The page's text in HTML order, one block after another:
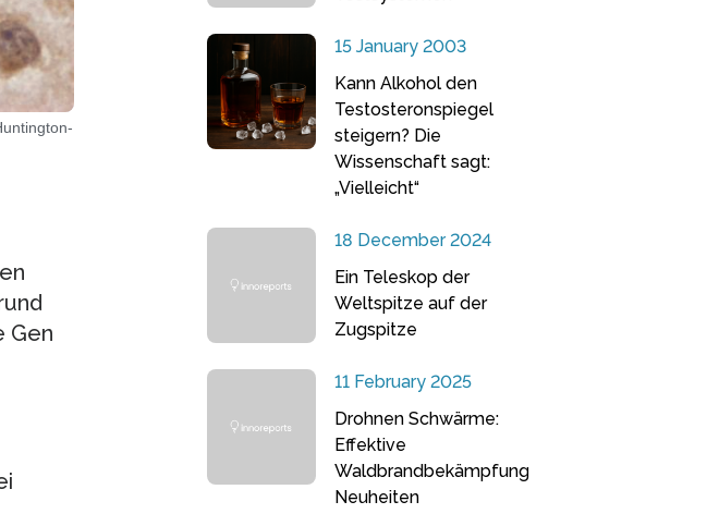
Gen
15 January 2003
Kann Alkohol den
Testosteronspiegel
steigern? Die
Wissenschaft sagt:
„Vielleicht“
18 December 2024
Ein Teleskop der
Weltspitze auf der
Zugspitze
11 February 2025
Drohnen Schwärme:
Effektive
Waldbrandbekämpfung
Neuheiten